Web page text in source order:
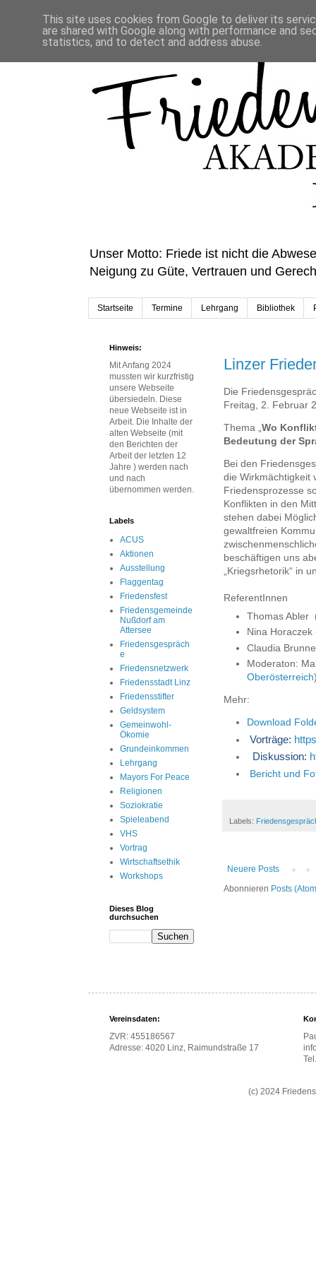
Unser Motto: Friede ist nicht die
Neigung zu Güte, Vertrauen und
Startseite Termine Lehrgang Bibliothek
Linzer
Die
Freitag, 2. Februar
Thema „Wo
Bedeutung der
Bei den
die Wirkmächtigkeit
Friedensprozesse
Konflikten in den
stehen dabei
gewaltfreien
beschäftigen uns
„Kriegsrhetorik“ in
ReferentInnen
Thomas Abler
Nina
Claudia
Moderaton:
Oberösterreich
Mehr:
Download
Vorträge:
Diskussion:
Bericht und
Labels:
Neuere Posts
Abonnieren Posts
Hinweis:
Mit Anfang 2024
mussten wir kurzfristig
unsere Webseite
übersiedeln. Diese
neue Webseite ist in
Arbeit. Die Inhalte der
alten Webseite (mit
den Berichten der
Arbeit der letzten 12
Jahre ) werden nach
und nach
übernommen werden.
Labels
ACUS
Aktionen
Ausstellung
Flaggentag
Friedensfest
Friedensgemeinde
Nußdorf am
Attersee
Friedensgespräch
e
Friedensnetzwerk
Friedensstadt Linz
Friedensstifter
Geldsystem
Gemeinwohl-
Ökomie
Grundeinkommen
Lehrgang
Mayors For Peace
Religionen
Soziokratie
Spieleabend
VHS
Vortrag
Wirtschaftsethik
Workshops
Dieses Blog
durchsuchen
Vereinsdaten:
ZVR: 455186567
Adresse: 4020 Linz, Raimundstraße 17
(c) 2024
This site uses cookies from Google to deliver its
are shared with Google along with performance and
statistics, and to detect and address abuse.